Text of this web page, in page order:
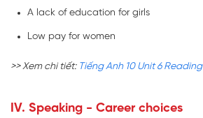
A lack of education for girls
Low pay for women
>> Xem chi tiết: Tiếng Anh 10 Unit 6 Reading
IV. Speaking - Career choices